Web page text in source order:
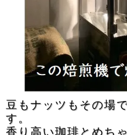
豆もナッツもその場
す。
香り高い珈琲とめち